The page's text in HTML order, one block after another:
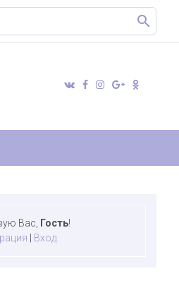
Вас Гость!
Вход